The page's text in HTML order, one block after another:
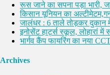
रूस जाने का सपना पड़ा भारी,
किसान यूनियन का
जालंधर : 6 ताले तोड़कर दुकान
इनोसेंट हार्ट्स स्कूल, लोहारां में
भार्गव कैंप फायरिंग का नया
Archives